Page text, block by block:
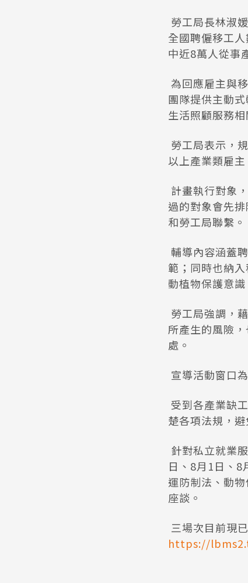
勞工局長林淑
全國聘僱移工
中近8萬人從事
為回應雇主與
團隊提供主動
生活照顧服務
勞工局表示，
以上產業類雇
計畫執行對象
過的對象會先
和勞工局聯繫。
輔導內容涵蓋
範；同時也納
動植物保護意
勞工局強調，
所產生的風險
處。
宣導活動窗口
受到各產業缺
楚各項法規，
針對私立就業
日、8月1日、8
運防制法、動
座談。
三場次目前現
https://